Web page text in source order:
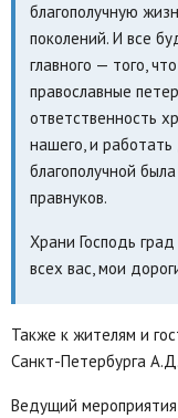
благополучную
поколений. И все
главного — того,
православные
ответственность
нашего, и работать
благополучной
правнуков.
Храни Господь
всех вас, мои
Также к жителям и
Санкт-Петербурга
Ведущий